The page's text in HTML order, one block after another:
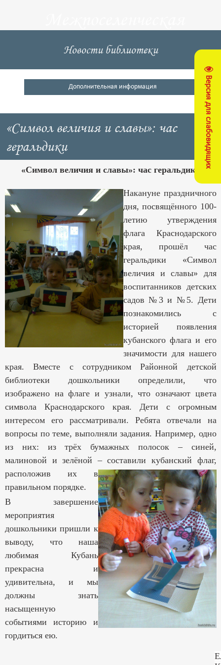
Версия для слабовидящих
центральная
библиотека
Кущевский район
Новости библиотеки
Дополнительная информация
«Символ величия и славы»: час
геральдики
«Символ величия и славы»: час геральдики
Накануне праздничного
дня, посвящённого 100-
летию утверждения
флага Краснодарского
края, прошёл час
геральдики «Символ
величия и славы» для
воспитанников детских
садов №3 и №5. Дети
познакомились с
историей появления
кубанского флага и его
значимости для нашего
края. Вместе с сотрудником Районной детской
библиотеки дошкольники определили, что
изображено на флаге и узнали, что означают цвета
символа Краснодарского края. Дети с огромным
интересом его рассматривали. Ребята отвечали на
вопросы по теме, выполняли задания. Например, одно
из них: из трёх бумажных полосок – синей,
малиновой и зелёной – составили кубанский флаг,
расположив их в
правильном порядке.
В завершение
мероприятия
дошкольники пришли к
выводу, что наша
любимая Кубань
прекрасна и
удивительна, и мы
должны знать
насыщенную
событиями историю и
гордиться ею.